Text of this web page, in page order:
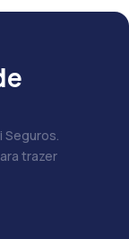
Seguros.
trazer